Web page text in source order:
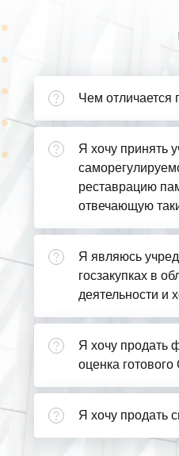
Чем отличается
Я хочу принять
реставрацию
отвечающую
Я являюсь
госзакупках в
деятельности и
Я хочу продать
оценка
Я хочу продать